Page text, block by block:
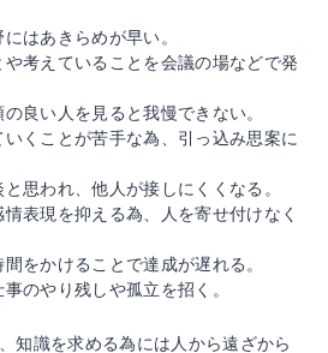
はあきらめが早い。
考えていることを会議の場などで発
良い人を見ると我慢できない。
くことが苦手な為、引っ込み思案に
思われ、他人が接しにくくなる。
表現を抑える為、人を寄せ付けなく
をかけることで達成が遅れる。
のやり残しや孤立を招く。
知識を求める為には人から遠ざから